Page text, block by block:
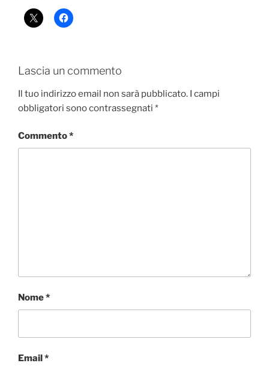
Lascia un commento
Il tuo indirizzo email non sarà pubblicato. I campi
obbligatori sono contrassegnati *
Commento*
Nome*
Email*